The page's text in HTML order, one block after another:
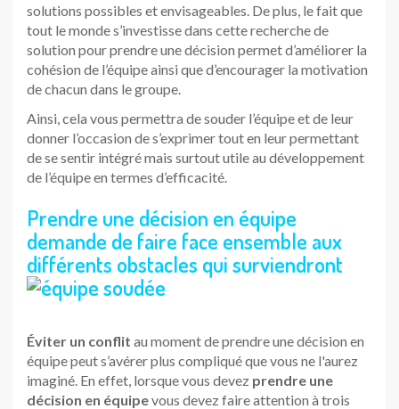
solutions possibles et envisageables. De plus, le fait que
tout le monde s’investisse dans cette recherche de
solution pour prendre une décision permet d’améliorer la
cohésion de l’équipe ainsi que d’encourager la motivation
de chacun dans le groupe.
Ainsi, cela vous permettra de souder l’équipe et de leur
donner l’occasion de s’exprimer tout en leur permettant
de se sentir intégré mais surtout utile au développement
de l’équipe en termes d’efficacité.
Prendre une décision en équipe
demande de faire face ensemble aux
différents obstacles qui surviendront
Éviter un conflit au moment de prendre une décision en
équipe peut s’avérer plus compliqué que vous ne l'aurez
imaginé. En effet, lorsque vous devez prendre une
décision en équipevous devez faire attention à trois